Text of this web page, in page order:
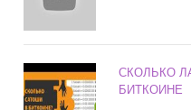
СКОЛЬКО
БИТКОИНЕ